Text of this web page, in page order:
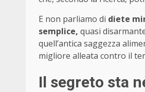
E non parliamo di diete
semplice, quasi
quell’antica saggezza
migliore alleata contro il
Il segreto sta